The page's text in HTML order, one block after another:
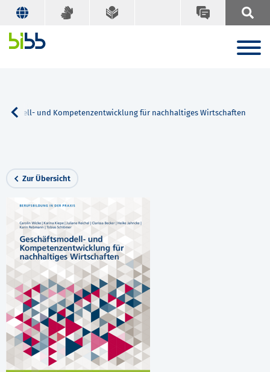
und Kompetenzentwicklung für nachhaltiges Wirtschaften
Zur Übersicht